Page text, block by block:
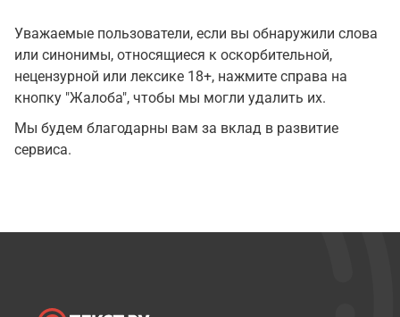
Уважаемые пользователи, если вы обнаружили слова
или синонимы, относящиеся к оскорбительной,
нецензурной или лексике 18+, нажмите справа на
кнопку "Жалоба", чтобы мы могли удалить их.
Мы будем благодарны вам за вклад в развитие
сервиса.